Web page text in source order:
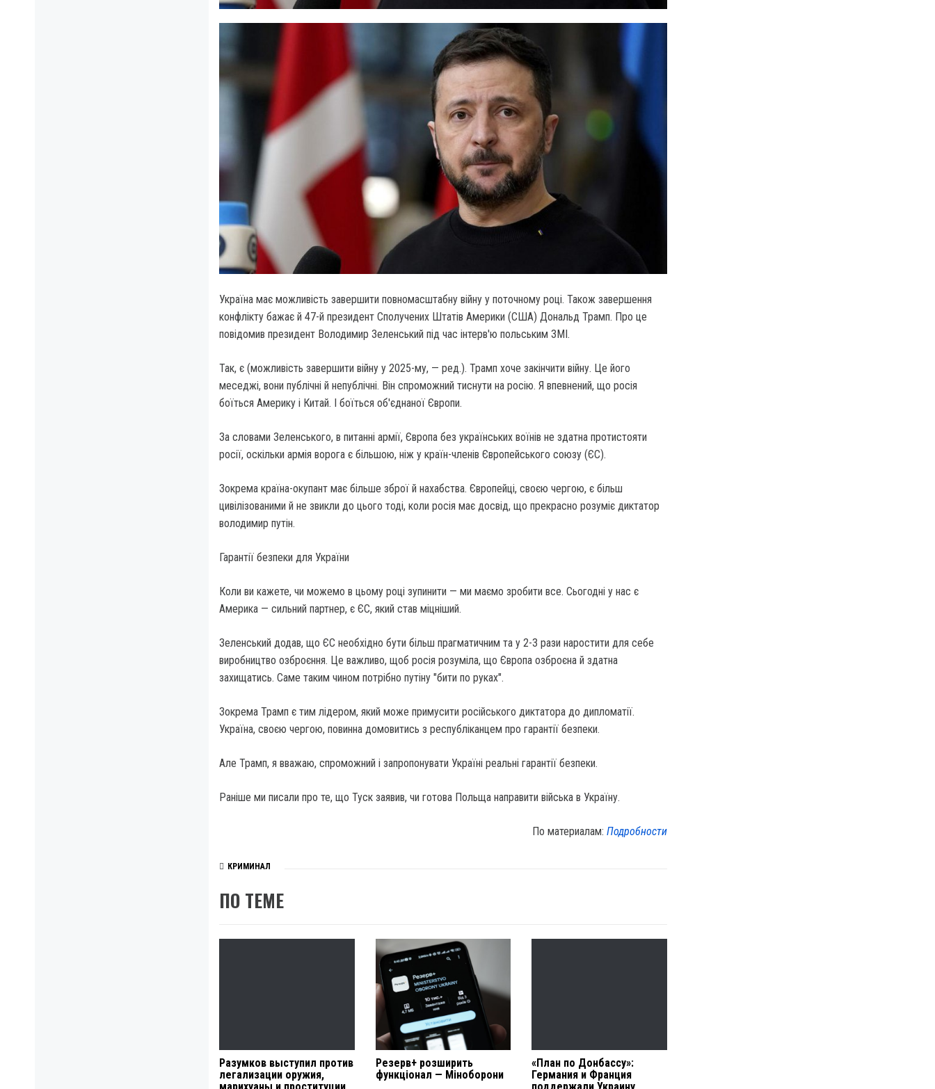
Україна має можливість завершити повномасштабну війну у поточному році. Також завершення
конфлікту бажає й 47-й президент Сполучених Штатів Америки (США) Дональд Трамп. Про це
повідомив президент Володимир Зеленський під час інтерв'ю польським ЗМІ.
Так, є (можливість завершити війну у 2025-му, — ред.). Трамп хоче закінчити війну. Це його
меседжі, вони публічні й непублічні. Він спроможний тиснути на росію. Я впевнений, що росія
боїться Америку і Китай. І боїться об'єднаної Європи.
За словами Зеленського, в питанні армії, Європа без українських воїнів не здатна протистояти
росії, оскільки армія ворога є більшою, ніж у країн-членів Європейського союзу (ЄС).
Зокрема країна-окупант має більше зброї й нахабства. Європейці, своєю чергою, є більш
цивілізованими й не звикли до цього тоді, коли росія має досвід, що прекрасно розуміє диктатор
володимир путін.
Гарантії безпеки для України
Коли ви кажете, чи можемо в цьому році зупинити — ми маємо зробити все. Сьогодні у нас є
Америка — сильний партнер, є ЄС, який став міцніший.
Зеленський додав, що ЄС необхідно бути більш прагматичним та у 2-3 рази наростити для себе
виробництво озброєння. Це важливо, щоб росія розуміла, що Європа озброєна й здатна
захищатись. Саме таким чином потрібно путіну "бити по руках".
Зокрема Трамп є тим лідером, який може примусити російського диктатора до дипломатії.
Україна, своєю чергою, повинна домовитись з республіканцем про гарантії безпеки.
Але Трамп, я вважаю, спроможний і запропонувати Україні реальні гарантії безпеки.
Раніше ми писали про те, що Туск заявив, чи готова Польща направити війська в Україну.
По материалам:Подробности
КРИМИНАЛ
ПО ТЕМЕ
Разумков выступил против
легализации оружия,
Резерв+ розширить
функціонал — Міноборони
«План по Донбассу»:
Германия и Франция